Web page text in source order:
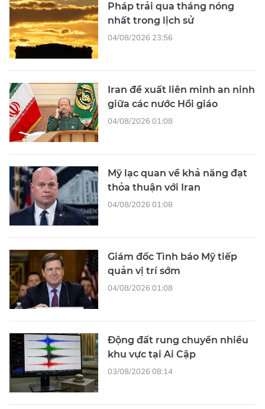
Pháp trải qua tháng nóng
nhất trong lịch sử
04/08/2026 23:56
Iran đề xuất liên minh an ninh
giữa các nước Hồi giáo
04/08/2026 01:08
Mỹ lạc quan về khả năng đạt
thỏa thuận với Iran
04/08/2026 01:08
Giám đốc Tình báo Mỹ tiếp
quản vị trí sớm
04/08/2026 01:08
Động đất rung chuyển nhiều
khu vực tại Ai Cập
03/08/2026 08:14